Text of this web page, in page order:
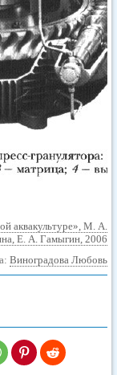
аквакультуре», М. А.
Е. А. Гамыгин, 2006
Виноградова Любовь